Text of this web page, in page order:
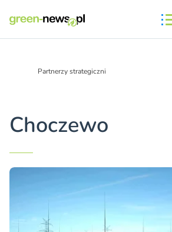
Partnerzy strategiczni
Choczewo